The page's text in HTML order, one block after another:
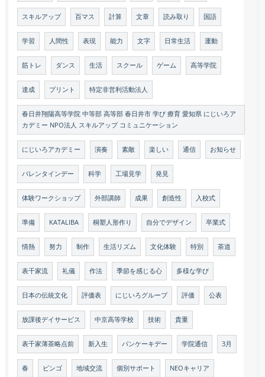
スキルアップ 百マス 計算 文章 読み取り 国語
学習 人間性 表現 能力 文字 日常生活 運動
筋トレ ダンス 生活 スクール ゲーム 高等学院
達成 プリント 特定非営利活動法人
春日井翔陽高等学院 中等部 高等部 春日井市 学び 療育 愛知県 にじいろア
カデミー NPO法人 スキルアップ コミュニケーション
にじいろアカデミー 演奏 素敵 楽しい 通信 お知らせ
バレンタインデー 科学 工場見学 発見
体験ワークショップ 外部講師 成果 創造性 入校式
準備 KATALIBA 桐塑人形作り 自分でデザイン 卒業式
情熱 努力 制作 生活リズム 文化体験 特別 茶道
表千家流 礼儀 作法 季節を感じる心 多様な学び
日本の伝統文化 評価表 にじいろグループ 評価 公表
放課後デイサービス 中京高等学校 技術 貴重
表千家薄茶略点前 新入生 パンケーキデー 学院通信 3月
春 ビンゴ 地域交流 個別サポート NEOキャリア